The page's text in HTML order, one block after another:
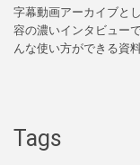
字幕動画アーカイブと
容の濃いインタビュー
んな使い方ができる資
Tags